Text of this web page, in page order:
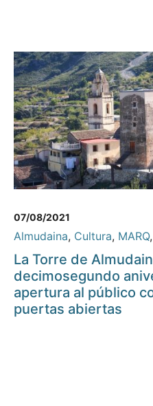
07/08/2021
Almudaina, Cultura, MARQ,
La Torre de
decimosegundo
apertura al público
puertas abiertas